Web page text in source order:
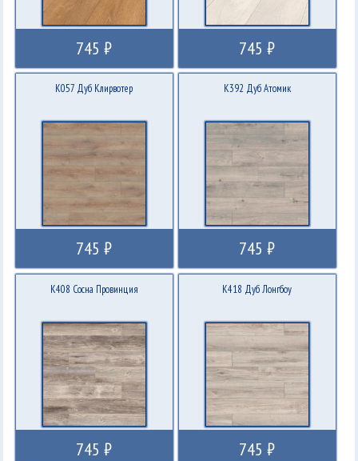
745 ₽ 745 ₽
K057 Дуб Клирвотер
745 ₽
K392 Дуб Атомик
745 ₽
K408 Сосна Провинция
745 ₽
K418 Дуб Лонгбоу
745 ₽